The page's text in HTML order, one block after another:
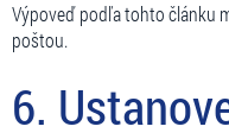
Výpoveď podľa tohto článku
poštou.
6.